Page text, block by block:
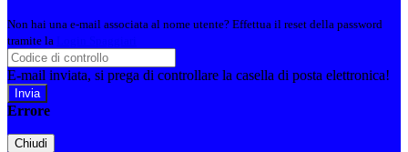
Non hai una e-mail associata al nome utente? Effettua il reset della password
tramite la
E-mail inviata, si prega di controllare la casella di posta elettronica!
Errore
Chiudi